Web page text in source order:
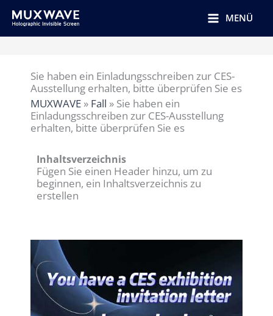
MENÜ
Sie haben ein Einladungsschreiben zur CES-
Ausstellung erhalten, bitte überprüfen Sie es
MUXWAVE » Fall » Sie haben ein
Einladungsschreiben zur CES-Ausstellung
erhalten, bitte überprüfen Sie es
Inhaltsverzeichnis
Fügen Sie einen Header hinzu, um zu
beginnen, ein Inhaltsverzeichnis zu
erstellen